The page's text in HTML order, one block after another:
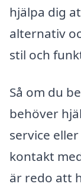
hjälpa dig
alternativ
stil och
Så om du
behöver
service
kontakt
är redo att